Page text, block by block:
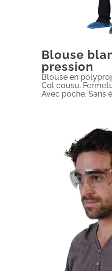
Blouse
pression
Blouse en
Col cousu.
Avec poche. Sans